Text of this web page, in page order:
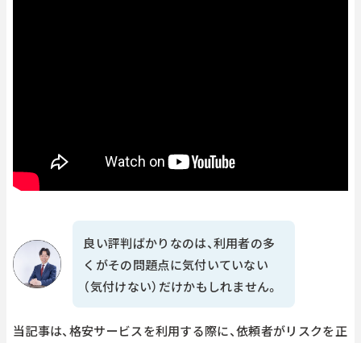
良い評判ばかりなのは、利用者の多
くがその問題点に気付いていない
（気付けない）だけかもしれません。
当記事は、格安サービスを利用する際に、依頼者がリスクを正